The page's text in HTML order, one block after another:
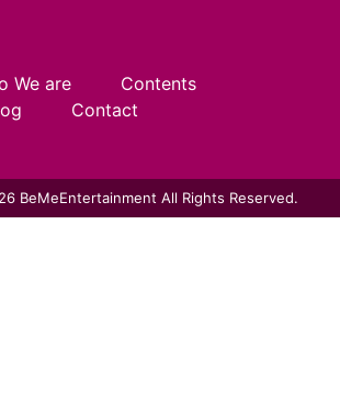
We are
Contents
Contact
BeMeEntertainment All Rights Reserved.